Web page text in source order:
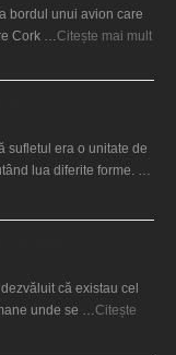
bordul unui avion care
Cork … Citește mai mult
sufletul era o unitate de
lua diferite forme. …
că existau cel
unde se … Citește